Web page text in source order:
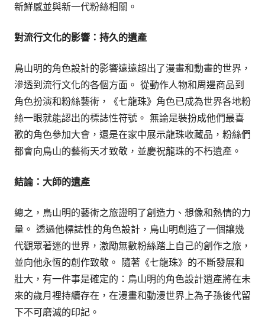
新鮮感並與新一代粉絲相關。
對流行文化的影響：持久的遺產
鳥山明的角色設計的影響遠遠超出了漫畫和動畫的世界，
滲透到流行文化的各個方面。 從動作人物和周邊商品到
角色扮演和粉絲藝術，《七龍珠》角色已成為世界各地粉
絲一眼就能認出的標誌性符號。 無論是裝扮成他們最喜
歡的角色參加大會，還是在家中展示龍珠收藏品，粉絲們
都會向鳥山的藝術天才致敬，並慶祝龍珠的不朽遺產。
結論：大師的遺產
總之，鳥山明的藝術之旅證明了創造力、想像和熱情的力
量。 透過他標誌性的角色設計，鳥山明創造了一個讓幾
代觀眾著迷的世界，激勵無數粉絲踏上自己的創作之旅，
並向他永恆的創作致敬。 隨著《七龍珠》的不斷發展和
壯大，有一件事是確定的：鳥山明的角色設計遺產將在未
來的歲月裡持續存在，在漫畫和動漫世界上為子孫後代留
下不可磨滅的印記。